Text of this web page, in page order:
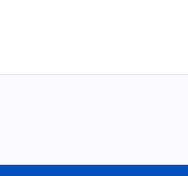
còn ca tụng Ngài bằng âm